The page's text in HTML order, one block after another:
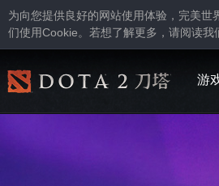
为向您提供良好的网站使用体验，完美世
们使用Cookie。若想了解更多，请阅读我
游